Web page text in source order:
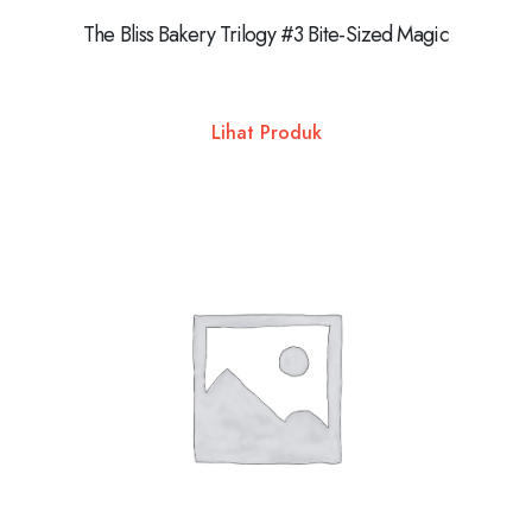
The Bliss Bakery Trilogy #3 Bite-Sized Magic
Lihat Produk